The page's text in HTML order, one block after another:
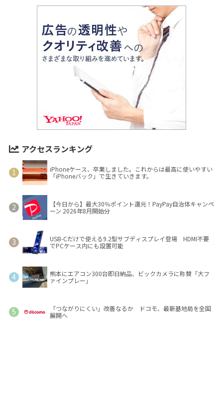
アクセスランキング
iPhoneケース、卒業しました。これからは最高に使いやすい
「iPhoneバック」で生きていきます。
【今日から】最大30％ポイント還元！PayPay自治体キャンペ
ーン 2026年8月開始分
USB-Cだけで使える9.2型サブディスプレイ登場 HDMI不要
でPCケース内にも設置可能
熊本にエアコン300台即日納品、ビックカメラに称賛「大フ
ァインプレー」
「つながりにくい」改善なるか ドコモ、最新基地局を全国
展開へ